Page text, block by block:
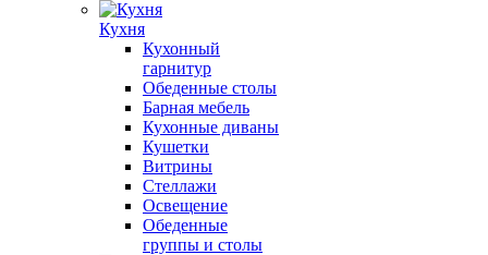
Кухня
Кухонный
гарнитур
Обеденные столы
Барная мебель
Кухонные диваны
Кушетки
Витрины
Стеллажи
Освещение
Обеденные
группы и столы